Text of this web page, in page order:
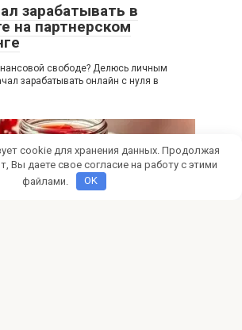
зарабатывать в
на партнерском
свободе? Делюсь личным
зарабатывать онлайн с нуля в
cookie для хранения данных. Продолжая
Вы даете свое согласие на работу с этими
файлами.
OK